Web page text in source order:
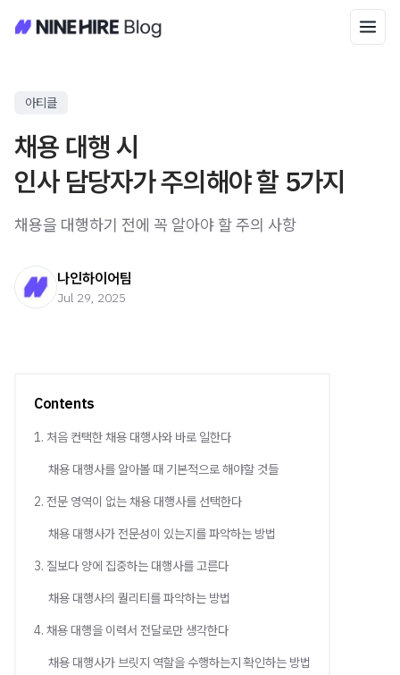
아티클
채용 대행 시
인사 담당자가 주의해야 할 5가지
채용을 대행하기 전에 꼭 알아야 할 주의 사항
나인하이어팀
Jul 29, 2025
Contents
1. 처음 컨택한 채용 대행사와 바로 일한다
채용 대행사를 알아볼 때 기본적으로 해야할 것들
2. 전문 영역이 없는 채용 대행사를 선택한다
채용 대행사가 전문성이 있는지를 파악하는 방법
3. 질보다 양에 집중하는 대행사를 고른다
채용 대행사의 퀄리티를 파악하는 방법
4. 채용 대행을 이력서 전달로만 생각한다
채용 대행사가 브릿지 역할을 수행하는지 확인하는 방법